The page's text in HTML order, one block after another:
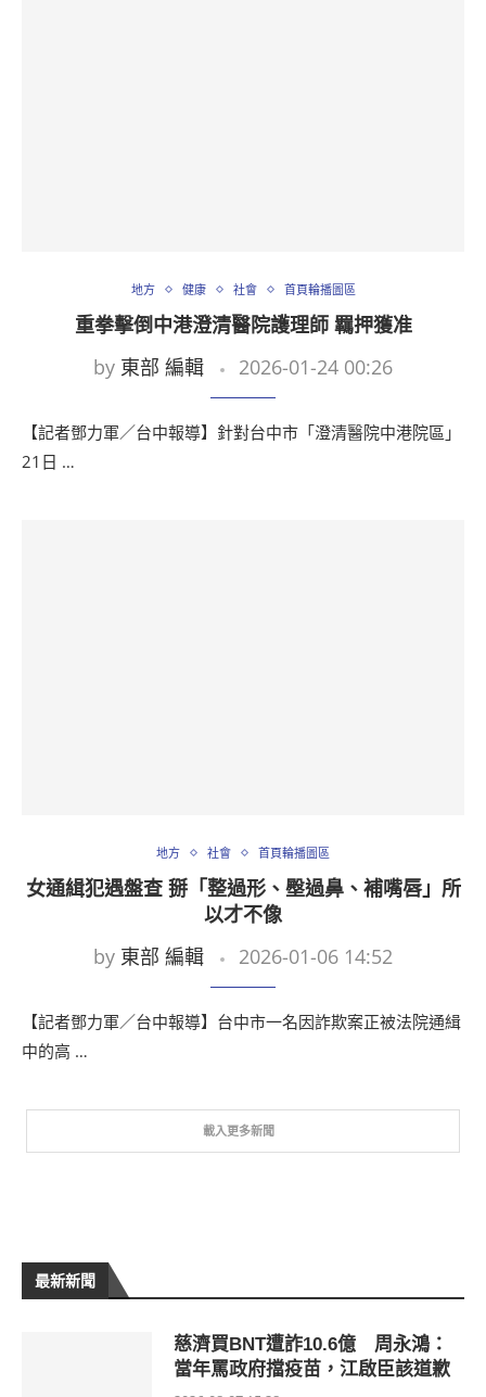
地方 健康 社會 首頁輪播圖區
重拳擊倒中港澄清醫院護理師 羈押獲准
by 東部 編輯 2026-01-24 00:26
【記者鄧力軍／台中報導】針對台中市「澄清醫院中港院區」
21日 …
地方 社會 首頁輪播圖區
女通緝犯遇盤查 掰「整過形、壂過鼻、補嘴唇」所
以才不像
by 東部 編輯 2026-01-06 14:52
【記者鄧力軍／台中報導】台中市一名因詐欺案正被法院通緝
中的高 …
載入更多新聞
最新新聞
慈濟買BNT遭詐10.6億 周永鴻：
當年罵政府擋疫苗，江啟臣該道歉